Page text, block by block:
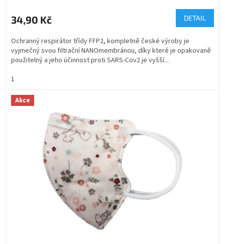
34,90 Kč DETAIL
Ochranný respirátor třídy FFP2, kompletně české výroby je
vyjmečný svou filtrační NANOmembránou, díky které je opakovaně
použitelný a jeho účinnost proti SARS-Cov2 je vyšší...
1
Akce